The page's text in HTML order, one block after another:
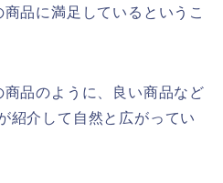
品に満足しているというこ
品のように、良い商品など
紹介して自然と広がってい